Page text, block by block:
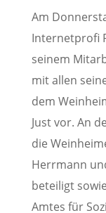
Am
Internetprofi
seinem
mit allen
dem
Just vor. An
die
Herrmann
beteiligt
Amtes für